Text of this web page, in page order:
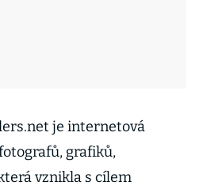
je internetová
grafiků,
vznikla s cílem